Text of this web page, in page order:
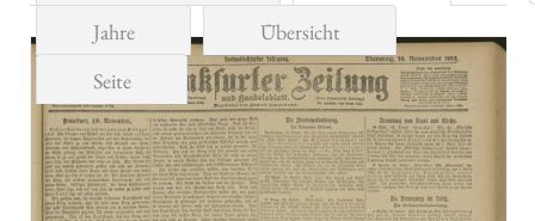
Jahre
Übersicht
Seite